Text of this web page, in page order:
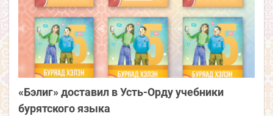
«Бэлиг» доставил в Усть-Орду учебники
бурятского языка